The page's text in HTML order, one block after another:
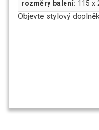
rozměry balení: 115 x
Objevte stylový